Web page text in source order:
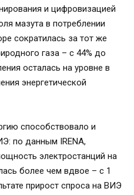
и цифровизацией
мазута в потреблении
сократилась за тот же
газа – с 44% до
осталась на уровне в
энергетической
способствовало и
по данным IRENA,
электростанций на
более чем вдвое – с 1
прирост спроса на ВИЭ